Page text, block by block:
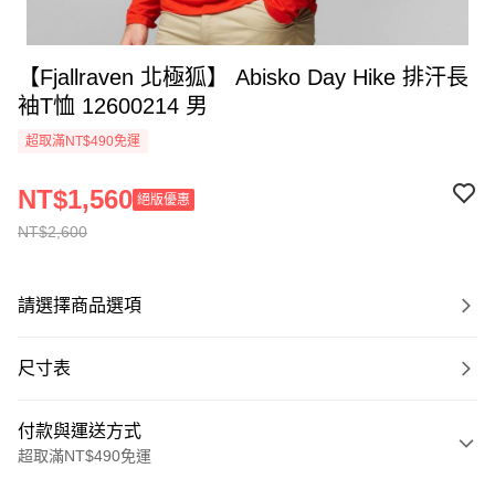
【Fjallraven 北極狐】 Abisko Day Hike 排汗長
袖T恤 12600214 男
超取滿NT$490免運
NT$2,600
NT$1,560 絕版優惠
請選擇商品選項
尺寸表
付款與運送方式
超取滿NT$490免運